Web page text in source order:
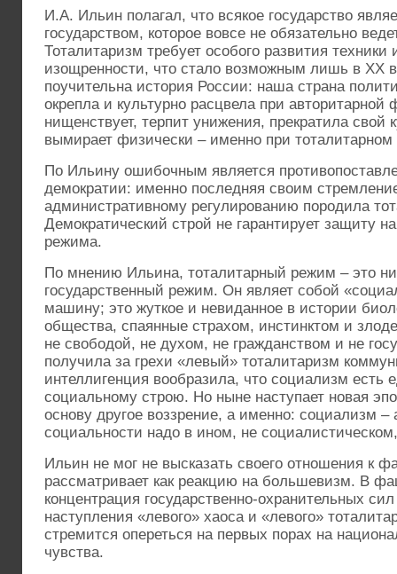
И.А. Ильин полагал, что всякое государство
государством, которое вовсе не обязательно
Тоталитаризм требует особого развития
изощренности, что стало возможным лишь в XX
поучительна история России: наша страна
окрепла и культурно расцвела при
нищенствует, терпит унижения, прекратила свой
вымирает физически – именно при
По Ильину ошибочным является
демократии: именно последняя своим
административному регулированию породила
Демократический строй не гарантирует защиту
режима.
По мнению Ильина, тоталитарный режим – это
государственный режим. Он являет собой
машину; это жуткое и невиданное в истории
общества, спаянные страхом, инстинктом и
не свободой, не духом, не гражданством и не
получила за грехи «левый» тоталитаризм
интеллигенция вообразила, что социализм есть
социальному строю. Но ныне наступает новая
основу другое воззрение, а именно: социализм –
социальности надо в ином, не
Ильин не мог не высказать своего отношения к
рассматривает как реакцию на большевизм. В
концентрация государственно-охранительных
наступления «левого» хаоса и «левого»
стремится опереться на первых порах на
чувства.